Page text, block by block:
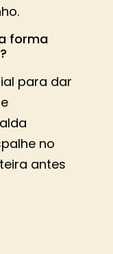
forma
para dar
no
antes